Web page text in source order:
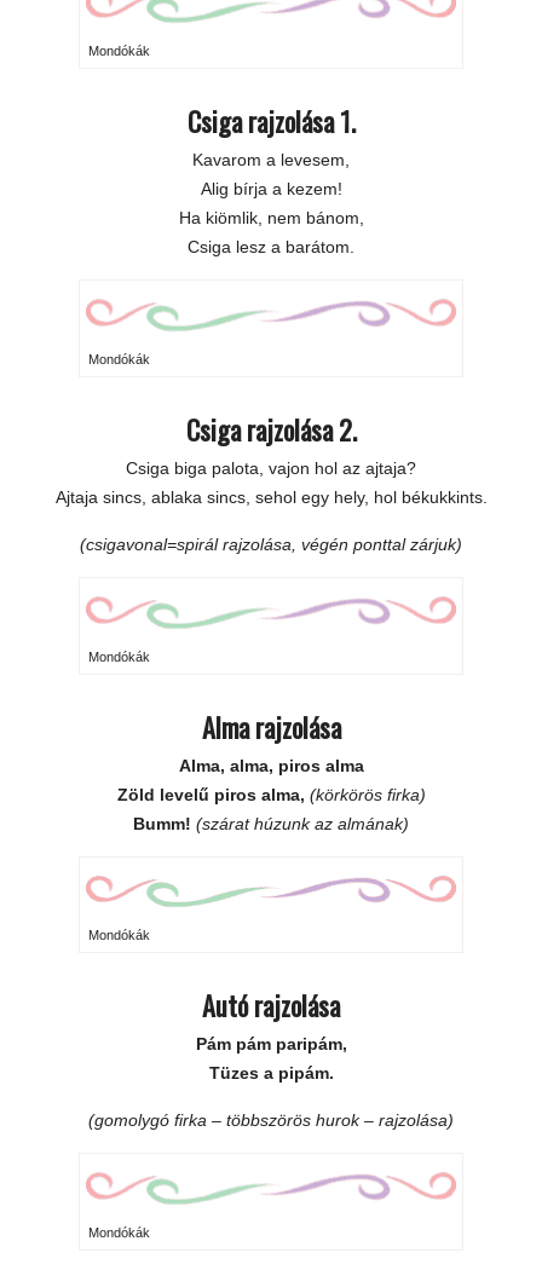
Mondókák
Csiga rajzolása 1.
Kavarom a levesem,
Alig bírja a kezem!
Ha kiömlik, nem bánom,
Csiga lesz a barátom.
Mondókák
Csiga rajzolása 2.
Csiga biga palota, vajon hol az ajtaja?
Ajtaja sincs, ablaka sincs, sehol egy hely, hol békukkints.
(csigavonal=spirál rajzolása, végén ponttal zárjuk)
Mondókák
Alma rajzolása
Alma, alma, piros alma
Zöld levelű piros alma, (körkörös firka)
Bumm! (szárat húzunk az almának)
Mondókák
Autó rajzolása
Pám pám paripám,
Tüzes a pipám.
(gomolygó firka – többszörös hurok – rajzolása)
Mondókák